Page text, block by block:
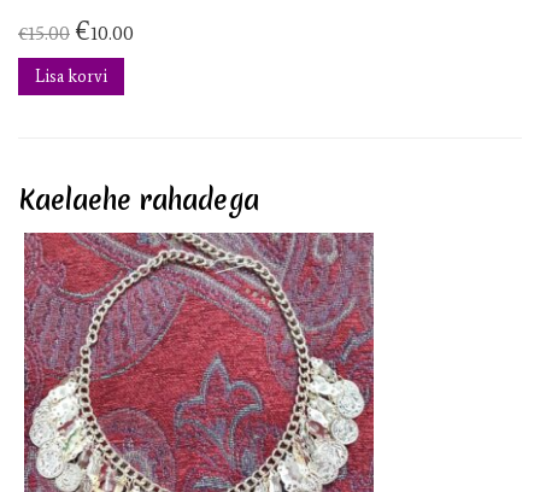
€15.00 €10.00
Lisa korvi
Kaelaehe rahadega